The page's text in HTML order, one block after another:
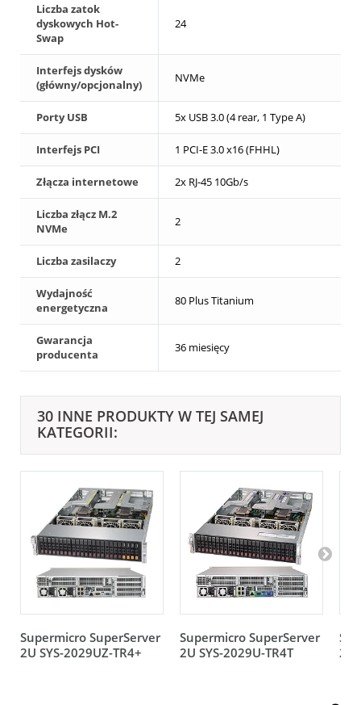
Liczba zatok
dyskowych Hot-
Swap
24
Interfejs dysków
(główny/opcjonalny)
NVMe
Porty USB 5x USB 3.0 (4 rear, 1 Type A)
Interfejs PCI 1 PCI-E 3.0 x16 (FHHL)
Złącza internetowe 2x RJ-45 10Gb/s
Liczba złącz M.2
NVMe
2
Liczba zasilaczy 2
Wydajność
energetyczna
80 Plus Titanium
Gwarancja
producenta
36 miesięcy
30 INNE PRODUKTY W TEJ SAMEJ
KATEGORII:
Supermicro SuperServer
2U SYS-2029UZ-TR4+
Supermicro SuperServer
2U SYS-2029U-TR4T
2U